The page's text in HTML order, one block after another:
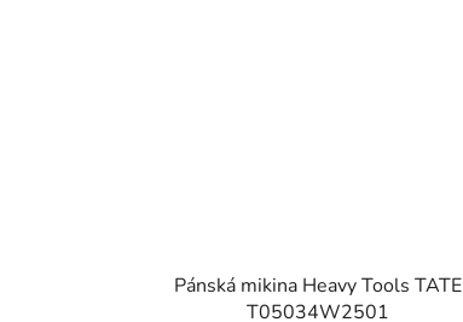
Pánská mikina Heavy Tools TATE
T05034W2501